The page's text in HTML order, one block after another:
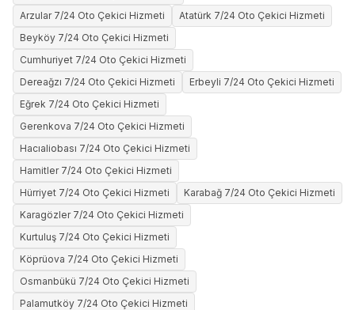
Arzular 7/24 Oto Çekici Hizmeti
Atatürk 7/24 Oto Çekici Hizmeti
Beyköy 7/24 Oto Çekici Hizmeti
Cumhuriyet 7/24 Oto Çekici Hizmeti
Dereağzı 7/24 Oto Çekici Hizmeti
Erbeyli 7/24 Oto Çekici Hizmeti
Eğrek 7/24 Oto Çekici Hizmeti
Gerenkova 7/24 Oto Çekici Hizmeti
Hacıaliobası 7/24 Oto Çekici Hizmeti
Hamitler 7/24 Oto Çekici Hizmeti
Hürriyet 7/24 Oto Çekici Hizmeti
Karabağ 7/24 Oto Çekici Hizmeti
Karagözler 7/24 Oto Çekici Hizmeti
Kurtuluş 7/24 Oto Çekici Hizmeti
Köprüova 7/24 Oto Çekici Hizmeti
Osmanbükü 7/24 Oto Çekici Hizmeti
Palamutköy 7/24 Oto Çekici Hizmeti